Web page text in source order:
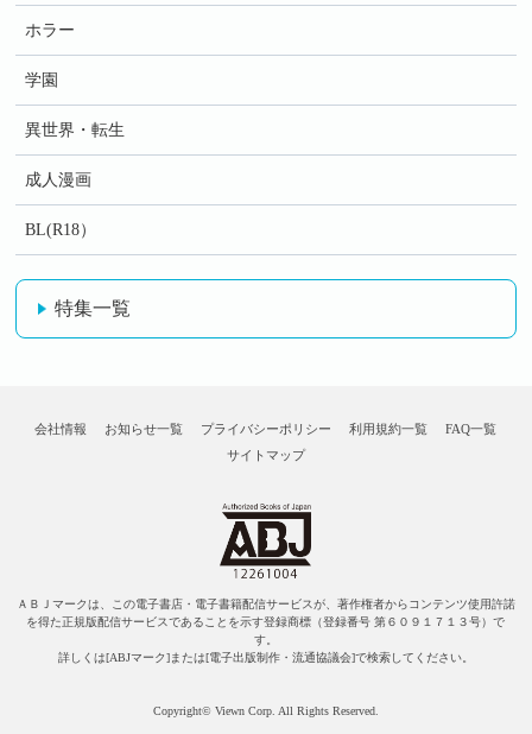
ホラー
学園
異世界・転生
成人漫画
BL(R18）
特集一覧
会社情報 お知らせ一覧 プライバシーポリシー 利用規約一覧
FAQ一覧
サイトマップ
ＡＢＪマークは、この電子書店・電子書籍配信サービスが、著作権者からコンテンツ使用許諾
を得た正規版配信サービスであることを示す登録商標（登録番号 第６０９１７１３号）で
す。
詳しくは[ABJマーク]または[電子出版制作・流通協議会]で検索してください。
Copyright© Viewn Corp. All Rights Reserved.